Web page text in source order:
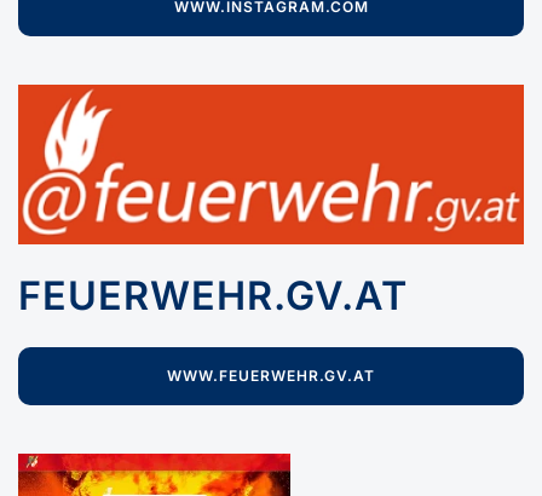
WWW.INSTAGRAM.COM
FEUERWEHR.GV.AT
WWW.FEUERWEHR.GV.AT